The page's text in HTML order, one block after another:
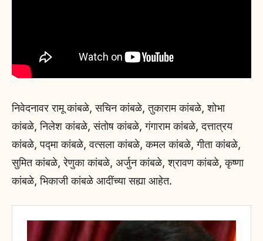
निवेदनावर रामू कांबळे, सचिन कांबळे, तुकाराम कांबळे, शोभा
कांबळे, निलेश कांबळे, संतोष कांबळे, गंगाराम कांबळे, दत्तात्रय
कांबळे, पद्मा कांबळे, वत्सला कांबळे, कमल कांबळे, गीता कांबळे,
सुमित कांबळे, रेणुका कांबळे, अर्जुन कांबळे, श्रावण कांबळे, कृष्णा
कांबळे, भिकाजी कांबळे आदींच्या सह्या आहेत.